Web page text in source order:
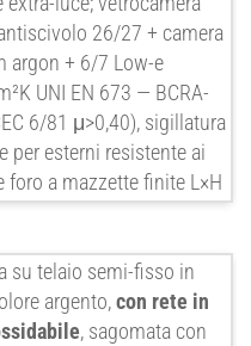
26/27 + camera
argon + 6/7 Low-e
UNI EN 673 — BCRA-
6/81 μ>0,40), sigillatura
per esterni resistente ai
foro a mazzette finite L×H
su telaio semi-fisso in
argento,con rete in
, sagomata con